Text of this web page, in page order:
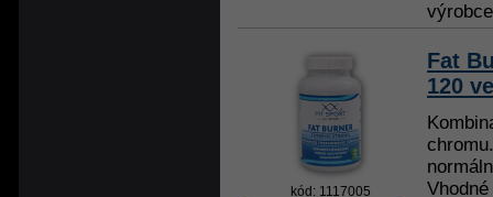
kód: 1117005
Fat
120